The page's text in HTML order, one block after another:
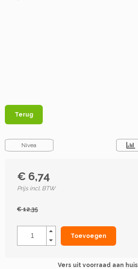
Terug
Nivea
€ 6,74
Prijs incl. BTW
€ 12,35
Toevoegen
Vers uit voorraad aan huis